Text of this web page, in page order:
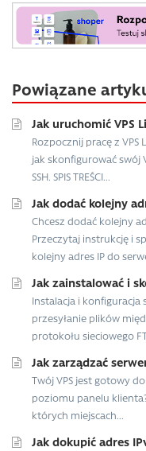
Powiązane
Jak uruchomić VPS
Rozpocznij pracę z
jak skonfigurować swój
SSH. SPIS TREŚCI...
Jak dodać kolejny
Chcesz dodać kolejny
Przeczytaj instrukcję i
kolejny adres IP do
Jak zainstalować i
Instalacja i konfiguracja
przesyłanie plików
protokołu sieciowego
Jak zarządzać
Twój VPS jest gotowy
poziomu panelu
których miejscach...
Jak dokupić adres